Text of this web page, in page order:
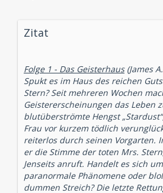
Zitat
Folge 1 - Das Geisterhaus(James
Spukt es im Haus des reichen
Stern? Seit mehreren Wochen
Geistererscheinungen das Leben
blutüberströmte Hengst
Frau vor kurzem tödlich
reiterlos durch seinen Vorgarten.
er die Stimme der toten Mrs.
Jenseits anruft. Handelt es sich
paranormale Phänomene oder
dummen Streich? Die letzte